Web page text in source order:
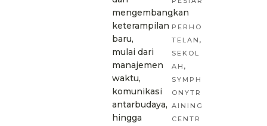
mengembangkan
keterampilan
baru,
mulai dari
manajemen
waktu,
komunikasi
antarbudaya,
hingga
,
PERHO
TELAN ,
SEKOL
AH ,
SYMPH
ONYTR
AINING
CENTR